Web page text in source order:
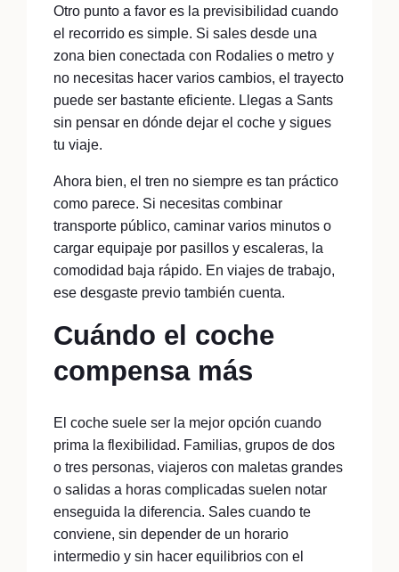
Otro punto a favor es la previsibilidad cuando
el recorrido es simple. Si sales desde una
zona bien conectada con Rodalies o metro y
no necesitas hacer varios cambios, el trayecto
puede ser bastante eficiente. Llegas a Sants
sin pensar en dónde dejar el coche y sigues
tu viaje.
Ahora bien, el tren no siempre es tan práctico
como parece. Si necesitas combinar
transporte público, caminar varios minutos o
cargar equipaje por pasillos y escaleras, la
comodidad baja rápido. En viajes de trabajo,
ese desgaste previo también cuenta.
Cuándo el coche
compensa más
El coche suele ser la mejor opción cuando
prima la flexibilidad. Familias, grupos de dos
o tres personas, viajeros con maletas grandes
o salidas a horas complicadas suelen notar
enseguida la diferencia. Sales cuando te
conviene, sin depender de un horario
intermedio y sin hacer equilibrios con el